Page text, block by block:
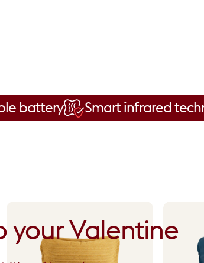
your Valentine
Smart infrared technology